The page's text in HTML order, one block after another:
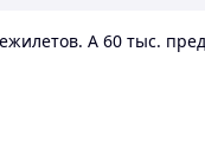
А 60 тыс.